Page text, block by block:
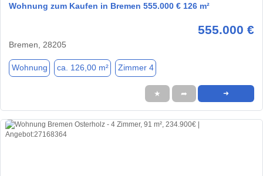
Wohnung zum Kaufen in Bremen 555.000 € 126 m²
555.000 €
Bremen, 28205
Wohnung ca. 126,00 m² Zimmer 4
★ ➦ ➜